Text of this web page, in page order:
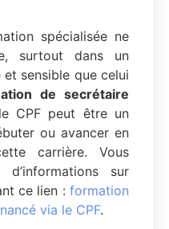
spécialisée ne
surtout dans un
sensible que celui
de secrétaire
CPF peut être un
ou avancer en
carrière. Vous
sur
ce lien : formation
via le CPF.